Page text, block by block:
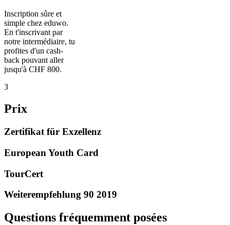
Inscription sûre et
simple chez eduwo.
En t'inscrivant par
notre intermédiaire, tu
profites d'un cash-
back pouvant aller
jusqu'à CHF 800.
3
Prix
Zertifikat für Exzellenz
European Youth Card
TourCert
Weiterempfehlung 90 2019
Questions fréquemment posées